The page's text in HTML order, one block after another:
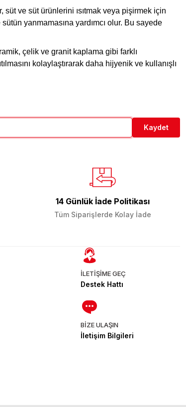
ve süt ürünlerini ısıtmak veya pişirmek için
yanmamasına yardımcı olur. Bu sayede
çelik ve granit kaplama gibi farklı
kolaylaştırarak daha hijyenik ve kullanışlı
Kaydet
14 Günlük İade Politikası
Tüm Siparişlerde Kolay İade
İLETİŞİME GEÇ
Destek Hattı
BİZE ULAŞIN
İletişim Bilgileri